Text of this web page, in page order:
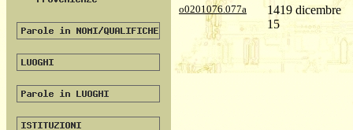
o0201076.077a
1419 dicembre
15